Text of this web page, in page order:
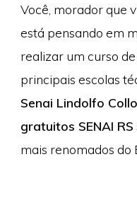
Você, morador que
está pensando em
realizar um curso
principais escolas
Senai Lindolfo
gratuitos SENAI RS
mais renomados do